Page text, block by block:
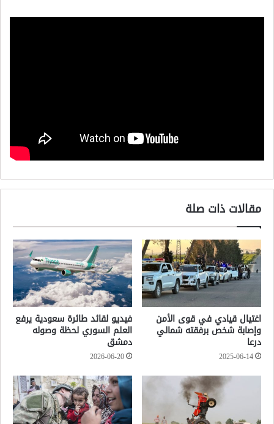
مقالات ذات صلة
اغتيال قيادي في قوى الأمن
وإصابة شخص برفقته شمالي
درعا
2025-06-14
فيديو لقائد طائرة سعودية يرفع
العلم السوري لحظة وصوله
دمشق
2026-06-20